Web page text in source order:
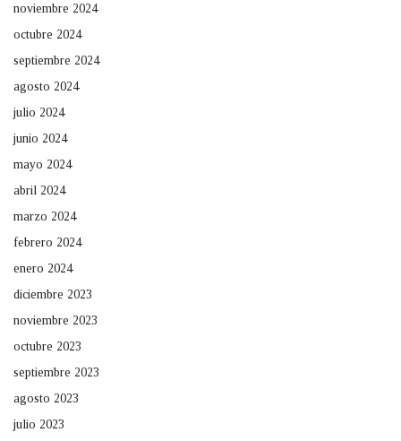
noviembre 2024
octubre 2024
septiembre 2024
agosto 2024
julio 2024
junio 2024
mayo 2024
abril 2024
marzo 2024
febrero 2024
enero 2024
diciembre 2023
noviembre 2023
octubre 2023
septiembre 2023
agosto 2023
julio 2023